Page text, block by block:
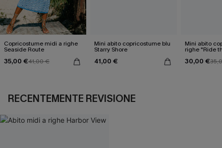
Copricostume midi a righe
Seaside Route
35,00 €41,00 €
Mini abito copricostume blu
Starry Shore
41,00 €
Mini abito
righe "Ride
30,00 €
RECENTEMENTE REVISIONE